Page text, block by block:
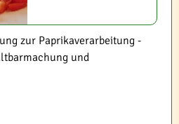
zur Paprikaverarbeitung -
und